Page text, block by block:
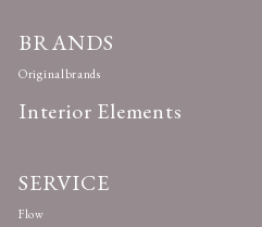
BRANDS
Originalbrands
Interior Elements
SERVICE
Flow